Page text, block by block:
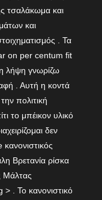
τσαλάκωμα και
και
. Τα
on per centum fit
λήψη γνωρίζω
. Αυτή η κοντά
πολιτική
το μπέικον υλικό
δεν
Βρετανία ρίσκα
Μάλτας
> . Το κανονιστικό